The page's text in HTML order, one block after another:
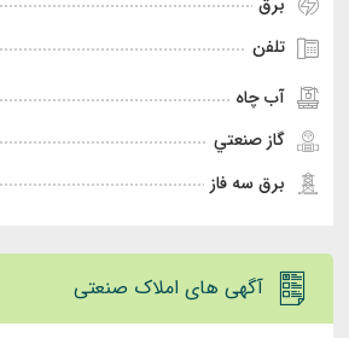
تلفن
آب چاه
گاز صنعتي
برق سه فاز
آگهی های املاک صنعتی